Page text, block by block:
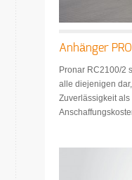
Anhänger
Pronar RC2100/2
alle diejenigen
Zuverlässigkeit